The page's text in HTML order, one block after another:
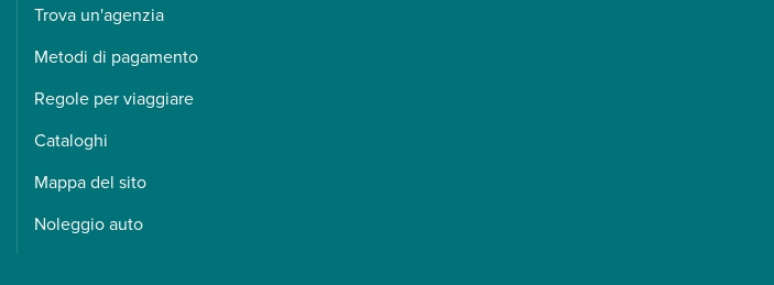
Trova un'agenzia
Metodi di pagamento
Regole per viaggiare
Cataloghi
Mappa del sito
Noleggio auto